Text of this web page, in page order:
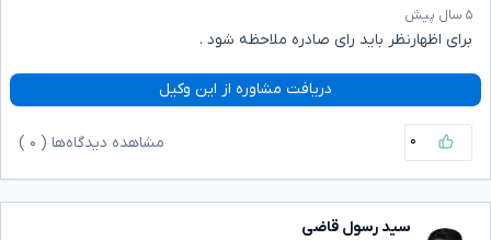
۵ سال پیش
برای اظهارنظر باید رای صادره ملاحظه شود .
دریافت مشاوره از این وکیل
۰ مشاهده دیدگاه‌ها ( ۰
سید رسول قاضی